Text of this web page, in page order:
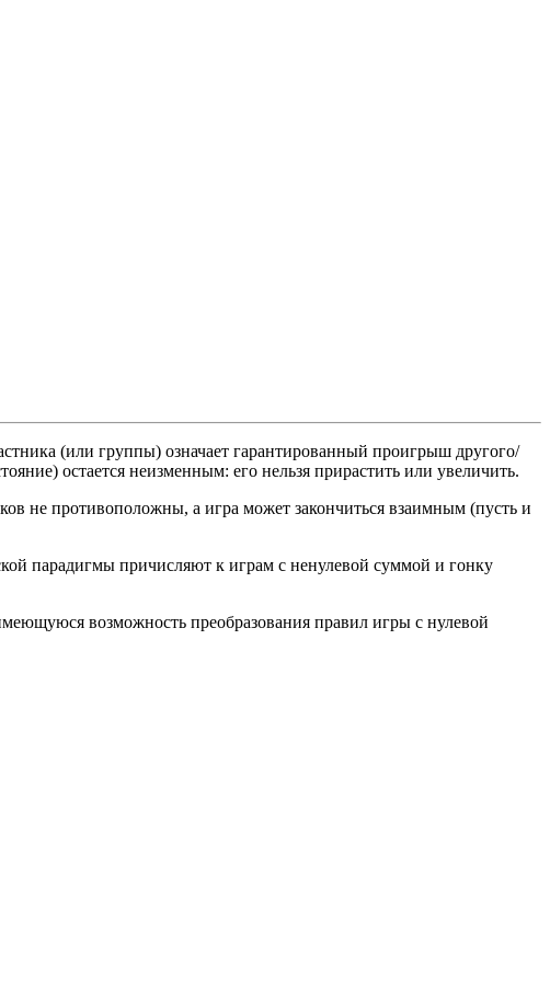
(или группы) означает гарантированный проигрыш другого/
остается неизменным: его нельзя прирастить или увеличить.
не противоположны, а игра может закончиться взаимным (пусть и
парадигмы причисляют к играм с ненулевой суммой и гонку
возможность преобразования правил игры с нулевой